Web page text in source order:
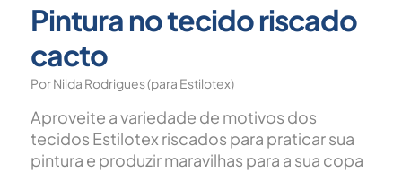
Pintura no tecido riscado
cacto
Por Nilda Rodrigues (para Estilotex)
Aproveite a variedade de motivos dos
tecidos Estilotex riscados para praticar sua
pintura e produzir maravilhas para a sua copa